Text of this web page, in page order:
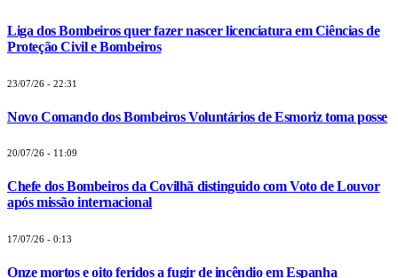
Liga dos Bombeiros quer fazer nascer licenciatura em Ciências de
Proteção Civil e Bombeiros
23/07/26 - 22:31
Novo Comando dos Bombeiros Voluntários de Esmoriz toma posse
20/07/26 - 11:09
Chefe dos Bombeiros da Covilhã distinguido com Voto de Louvor
após missão internacional
17/07/26 - 0:13
Onze mortos e oito feridos a fugir de incêndio em Espanha